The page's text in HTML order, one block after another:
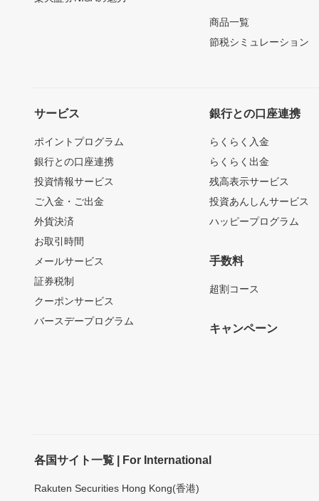
商品一覧
節税シミュレーション
サービス
ポイントプログラム
銀行との口座連携
投資情報サービス
ご入金・ご出金
外貨決済
お取引時間
メールサービス
証券税制
クーポンサービス
バースデープログラム
銀行との口座連携
らくらく入金
らくらく出金
残高表示サービス
投資あんしんサービス
ハッピープログラム
手数料
超割コース
キャンペーン
各国サイト一覧 | For International
Rakuten Securities Hong Kong(香港)